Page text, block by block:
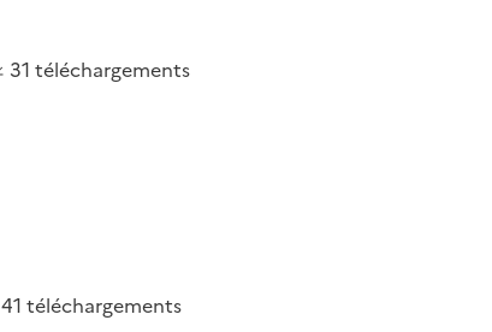
31 téléchargements
41 téléchargements